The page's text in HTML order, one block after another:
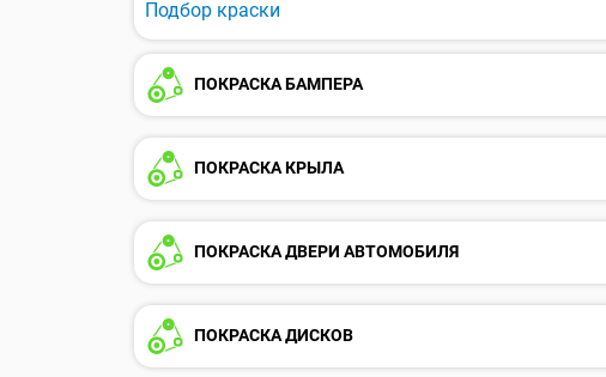
Подбор краски
ПОКРАСКА БАМПЕРА
ПОКРАСКА КРЫЛА
ПОКРАСКА ДВЕРИ АВТОМОБИЛЯ
ПОКРАСКА ДИСКОВ